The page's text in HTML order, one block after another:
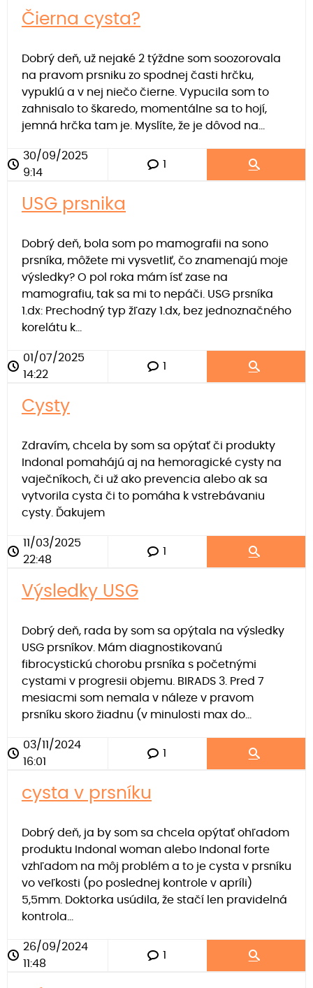
Čierna cysta?
Dobrý deň, už nejaké 2 týždne som soozorovala
na pravom prsniku zo spodnej časti hrčku,
vypuklú a v nej niečo čierne. Vypucila som to
zahnisalo to škaredo, momentálne sa to hojí,
jemná hrčka tam je. Myslíte, že je dôvod na...
30/09/2025
9:14
1
USG prsnika
Dobrý deň, bola som po mamografii na sono
prsníka, môžete mi vysvetliť, čo znamenajú moje
výsledky? O pol roka mám ísť zase na
mamografiu, tak sa mi to nepáči. USG prsníka
1.dx: Prechodný typ žľazy 1.dx, bez jednoznačného
korelátu k...
01/07/2025
14:22
1
Cysty
Zdravím, chcela by som sa opýtať či produkty
Indonal pomahájú aj na hemoragické cysty na
vaječníkoch, či už ako prevencia alebo ak sa
vytvorila cysta či to pomáha k vstrebávaniu
cysty. Ďakujem
11/03/2025
22:48
1
Výsledky USG
Dobrý deň, rada by som sa opýtala na výsledky
USG prsníkov. Mám diagnostikovanú
fibrocystickú chorobu prsníka s početnými
cystami v progresii objemu. BIRADS 3. Pred 7
mesiacmi som nemala v náleze v pravom
prsníku skoro žiadnu (v minulosti max do...
03/11/2024
16:01
1
cysta v prsníku
Dobrý deň, ja by som sa chcela opýtať ohľadom
produktu Indonal woman alebo Indonal forte
vzhľadom na môj problém a to je cysta v prsníku
vo veľkosti (po poslednej kontrole v apríli)
5,5mm. Doktorka usúdila, že stačí len pravidelná
kontrola...
26/09/2024
11:48
1